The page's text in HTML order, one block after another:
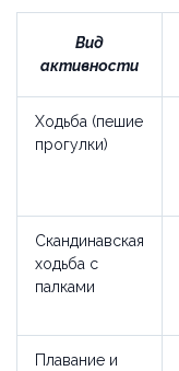
Вид
активности
Ходьба (пешие
прогулки)
Скандинавская
ходьба с
палками
Плавание и